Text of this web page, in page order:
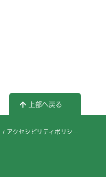
上部へ戻る
アクセシビリティポリシー